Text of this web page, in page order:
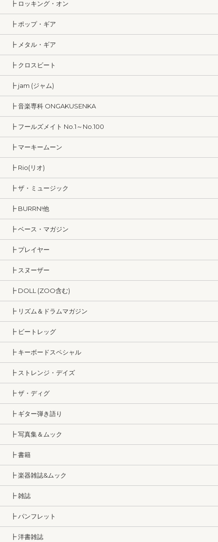
┣ ロッキング・オン
┣ ポップ・ギア
┣ メタル・ギア
┣ クロスビート
┣ jam (ジャム)
┣ 音楽専科 ONGAKUSENKA
┣ フールズメイト No.1～No.100
┣ マーキームーン
┣ Rio(リオ)
┣ ザ・ミュージック
┣ BURRN!他
┣ ベース・マガジン
┣ プレイヤー
┣ スヌーザー
┣ DOLL (ZOO含む)
┣ リズム＆ドラムマガジン
┣ ビートレッグ
┣ キーボードスペシャル
┣ ストレンジ・デイズ
┣ ザ・ディグ
┣ ギター弾き語り
┣ 写真集＆ムック
┣ 書籍
┣ 楽器雑誌&ムック
┣ 雑誌
┣ パンフレット
┣ 洋書雑誌